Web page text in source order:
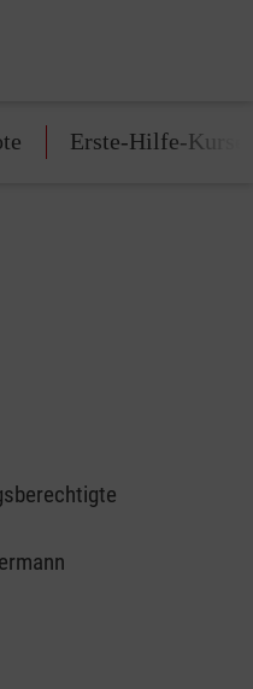
Erste-Hilfe-Kurse